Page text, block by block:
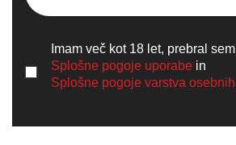
Imam več kot 18 let, prebral
Splošne pogoje uporabe in
Splošne pogoje varstva